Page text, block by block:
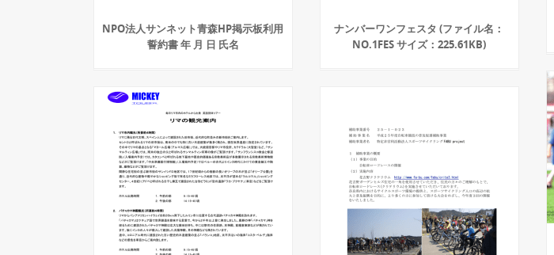
NPO法人サンネット青森HP掲示板利用
誓約書 年 月 日 氏名
ナンバーワンフェスタ (ファイル名：
NO.1FES サイズ：225.61KB)